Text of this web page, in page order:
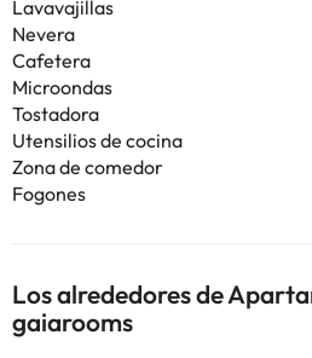
Lavavajillas
Nevera
Cafetera
Microondas
Tostadora
Utensilios de cocina
Zona de comedor
Fogones
Los alrededores de
gaiarooms